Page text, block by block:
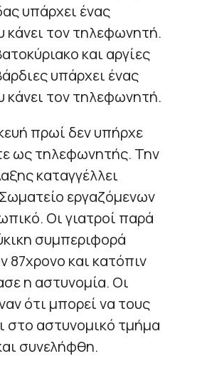
υπάρχει ένας
κάνει τον τηλεφωνητή.
και αργίες
υπάρχει ένας
κάνει τον τηλεφωνητή.
πρωί δεν υπήρχε
ως τηλεφωνητής. Την
καταγγέλλει
εργαζόμενων
Οι γιατροί παρά
συμπεριφορά
87χρονο και κατόπιν
η αστυνομία. Οι
ότι μπορεί να τους
στο αστυνομικό τμήμα
συνελήφθη.